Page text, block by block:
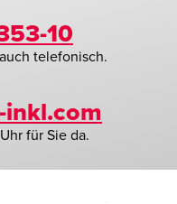
10
telefonisch.
inkl.com
für Sie da.